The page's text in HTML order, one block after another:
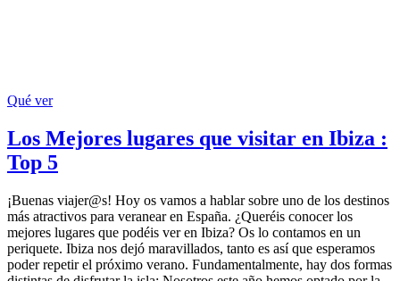
Qué ver
Los Mejores lugares que visitar en Ibiza :
Top 5
¡Buenas viajer@s! Hoy os vamos a hablar sobre uno de los destinos
más atractivos para veranear en España. ¿Queréis conocer los
mejores lugares que podéis ver en Ibiza? Os lo contamos en un
periquete. Ibiza nos dejó maravillados, tanto es así que esperamos
poder repetir el próximo verano. Fundamentalmente, hay dos formas